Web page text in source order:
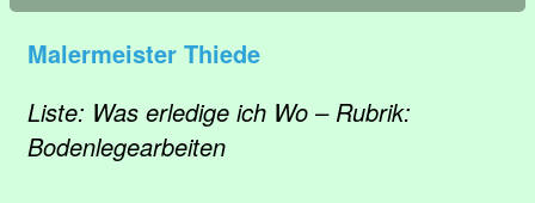
Malermeister Thiede
Liste: Was erledige ich Wo – Rubrik:
Bodenlegearbeiten